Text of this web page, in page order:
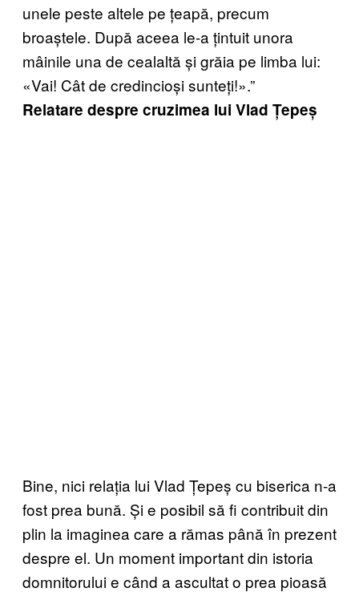
unele peste altele pe țeapă, precum
broaștele. După aceea le-a țintuit unora
mâinile una de cealaltă și grăia pe limba lui:
«Vai! Cât de credincioși sunteți!».”
Relatare despre cruzimea lui Vlad Țepeș
Bine, nici relația lui Vlad Țepeș cu biserica n-a
fost prea bună. Și e posibil să fi contribuit din
plin la imaginea care a rămas până în prezent
despre el. Un moment important din istoria
domnitorului e când a ascultat o prea pioasă